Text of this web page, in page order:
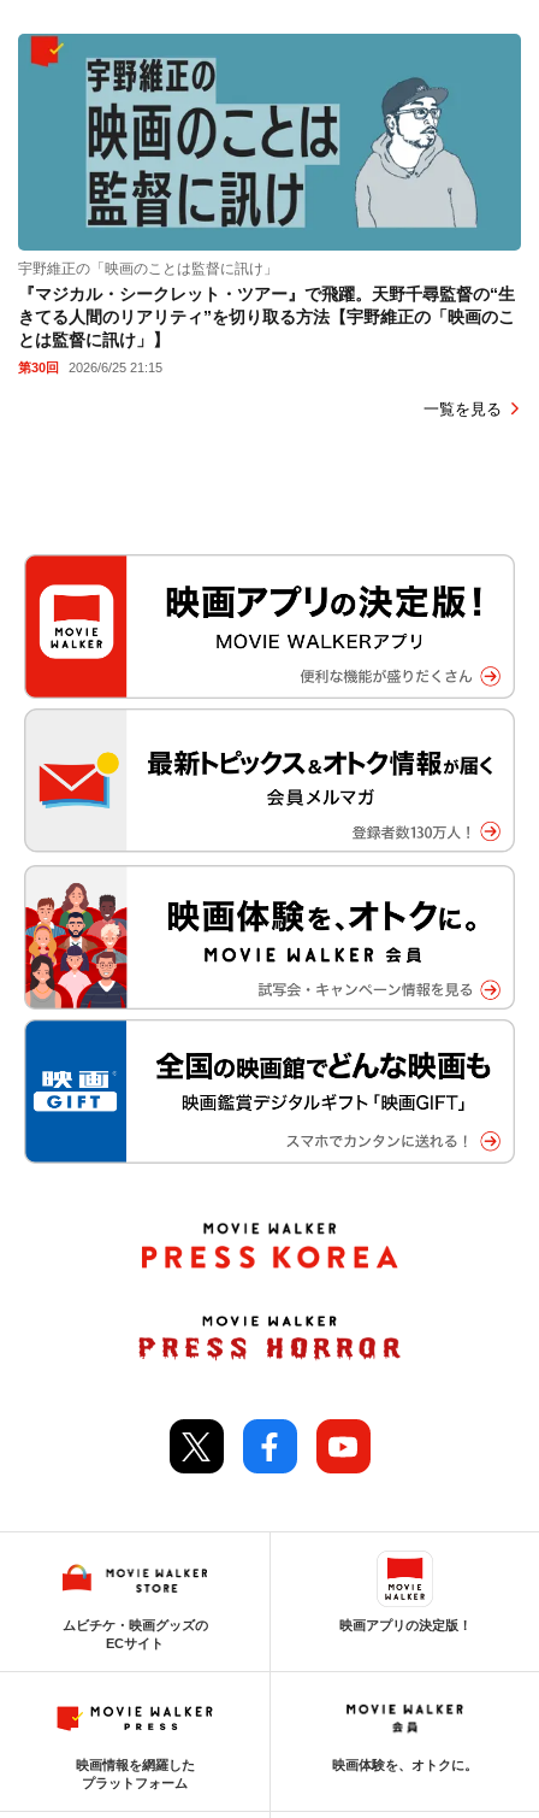
宇野維正の「映画のことは監督に訊け」
『マジカル・シークレット・ツアー』で飛躍。天野千尋監督の“生
きてる人間のリアリティ”を切り取る方法【宇野維正の「映画のこ
とは監督に訊け」】
第30回 2026/6/25 21:15
一覧を見る
ムビチケ・映画グッズの
ECサイト
映画アプリの決定版！
映画情報を網羅した
プラットフォーム
映画体験を、オトクに。